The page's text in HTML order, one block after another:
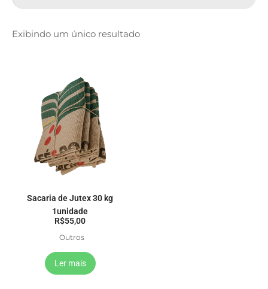
Exibindo um único resultado
Sacaria de Jutex 30 kg
1unidade
R$55,00
Outros
Ler mais